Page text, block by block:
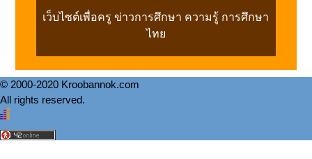
เว็บไซต์เพื่อครู ข่าวการศึกษา ความรู้ การศึกษา
ไทย
© 2000-2020 Kroobannok.com
All rights reserved.